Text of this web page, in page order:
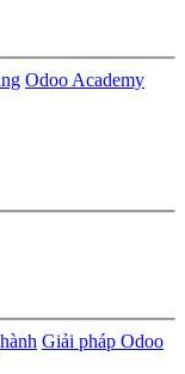
Odoo Academy
Giải pháp Odoo